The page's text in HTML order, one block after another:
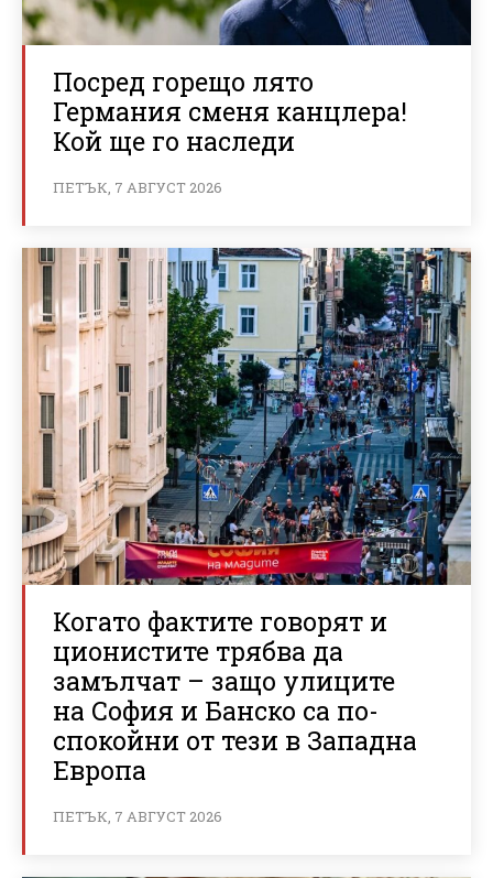
Посред горещо лято
Германия сменя канцлера!
Кой ще го наследи
ПЕТЪК, 7 АВГУСТ 2026
Когато фактите говорят и
ционистите трябва да
замълчат – защо улиците
на София и Банско са по-
спокойни от тези в Западна
Европа
ПЕТЪК, 7 АВГУСТ 2026